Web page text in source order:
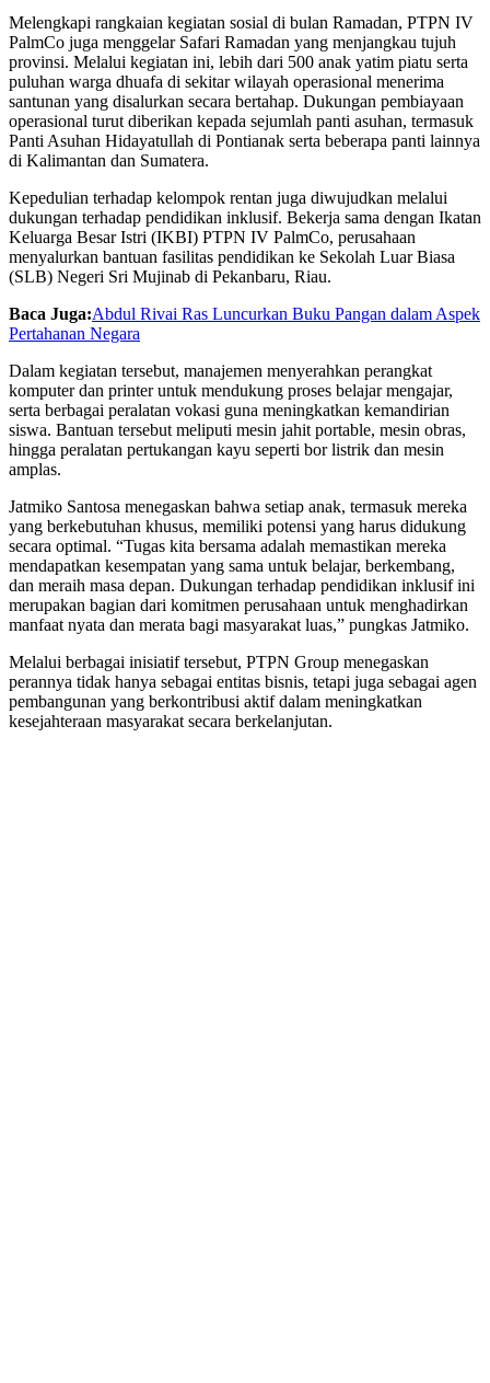
Melengkapi rangkaian kegiatan sosial di bulan Ramadan, PTPN IV
PalmCo juga menggelar Safari Ramadan yang menjangkau tujuh
provinsi. Melalui kegiatan ini, lebih dari 500 anak yatim piatu serta
puluhan warga dhuafa di sekitar wilayah operasional menerima
santunan yang disalurkan secara bertahap. Dukungan pembiayaan
operasional turut diberikan kepada sejumlah panti asuhan, termasuk
Panti Asuhan Hidayatullah di Pontianak serta beberapa panti lainnya
di Kalimantan dan Sumatera.
Kepedulian terhadap kelompok rentan juga diwujudkan melalui
dukungan terhadap pendidikan inklusif. Bekerja sama dengan Ikatan
Keluarga Besar Istri (IKBI) PTPN IV PalmCo, perusahaan
menyalurkan bantuan fasilitas pendidikan ke Sekolah Luar Biasa
(SLB) Negeri Sri Mujinab di Pekanbaru, Riau.
Baca Juga:Abdul Rivai Ras Luncurkan Buku Pangan dalam Aspek
Pertahanan Negara
Dalam kegiatan tersebut, manajemen menyerahkan perangkat
komputer dan printer untuk mendukung proses belajar mengajar,
serta berbagai peralatan vokasi guna meningkatkan kemandirian
siswa. Bantuan tersebut meliputi mesin jahit portable, mesin obras,
hingga peralatan pertukangan kayu seperti bor listrik dan mesin
amplas.
Jatmiko Santosa menegaskan bahwa setiap anak, termasuk mereka
yang berkebutuhan khusus, memiliki potensi yang harus didukung
secara optimal. “Tugas kita bersama adalah memastikan mereka
mendapatkan kesempatan yang sama untuk belajar, berkembang,
dan meraih masa depan. Dukungan terhadap pendidikan inklusif ini
merupakan bagian dari komitmen perusahaan untuk menghadirkan
manfaat nyata dan merata bagi masyarakat luas,” pungkas Jatmiko.
Melalui berbagai inisiatif tersebut, PTPN Group menegaskan
perannya tidak hanya sebagai entitas bisnis, tetapi juga sebagai agen
pembangunan yang berkontribusi aktif dalam meningkatkan
kesejahteraan masyarakat secara berkelanjutan.